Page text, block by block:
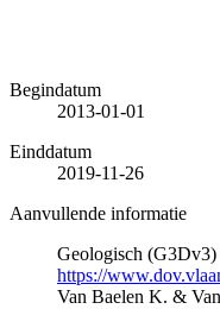
Begindatum
2013-01-01
Einddatum
2019-11-26
Aanvullende informatie
Geologisch
https://
Van Baelen K. &